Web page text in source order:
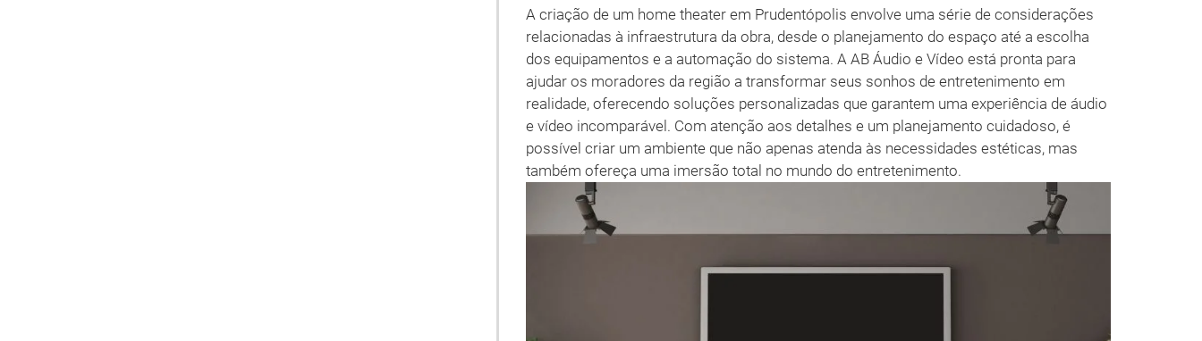
A criação de um home theater em Prudentópolis envolve uma série de considerações
relacionadas à infraestrutura da obra, desde o planejamento do espaço até a escolha
dos equipamentos e a automação do sistema. A AB Áudio e Vídeo está pronta para
ajudar os moradores da região a transformar seus sonhos de entretenimento em
realidade, oferecendo soluções personalizadas que garantem uma experiência de áudio
e vídeo incomparável. Com atenção aos detalhes e um planejamento cuidadoso, é
possível criar um ambiente que não apenas atenda às necessidades estéticas, mas
também ofereça uma imersão total no mundo do entretenimento.